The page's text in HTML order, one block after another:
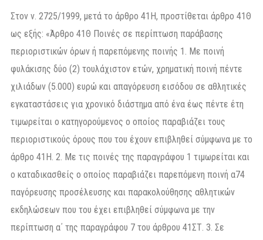
Στον ν. 2725/1999, µετά το άρθρο 41Η, προστίθεται άρθρο 41Θ
ως εξής: «Άρθρο 41Θ Ποινές σε περίπτωση παράβασης
περιοριστικών όρων ή παρεπόµενης ποινής 1. Με ποινή
φυλάκισης δύο (2) τουλάχιστον ετών, χρηµατική ποινή πέντε
χιλιάδων (5.000) ευρώ και απαγόρευση εισόδου σε αθλητικές
εγκαταστάσεις για χρονικό διάστηµα από ένα έως πέντε έτη
τιµωρείται ο κατηγορούµενος ο οποίος παραβιάζει τους
περιοριστικούς όρους που του έχουν επιβληθεί σύµφωνα µε το
άρθρο 41Η. 2. Με τις ποινές της παραγράφου 1 τιµωρείται και
ο καταδικασθείς ο οποίος παραβιάζει παρεπόµενη ποινή α74
παγόρευσης προσέλευσης και παρακολούθησης αθλητικών
εκδηλώσεων που του έχει επιβληθεί σύµφωνα µε την
περίπτωση α΄ της παραγράφου 7 του άρθρου 41ΣΤ. 3. Σε